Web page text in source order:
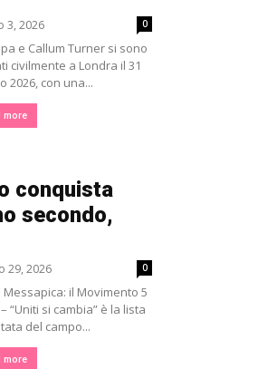
3, 2026 0
e Callum Turner si sono
civilmente a Londra il 31
2026, con una...
more
conquista
secondo,
29, 2026 0
Messapica: il Movimento 5
“Uniti si cambia” è la lista
del campo...
more